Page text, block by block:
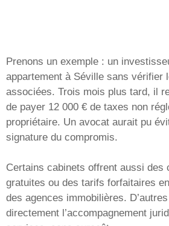
Prenons un exemple : un
appartement à Séville sans vérifier
associées. Trois mois plus tard, il
de payer 12 000 € de taxes non
propriétaire. Un avocat aurait pu
signature du compromis.
Certains cabinets offrent aussi des
gratuites ou des tarifs forfaitaires
des agences immobilières.
directement l’accompagnement